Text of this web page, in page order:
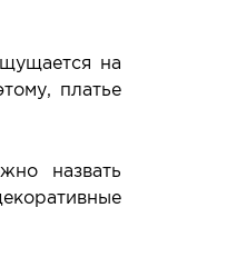
на
платье
назвать